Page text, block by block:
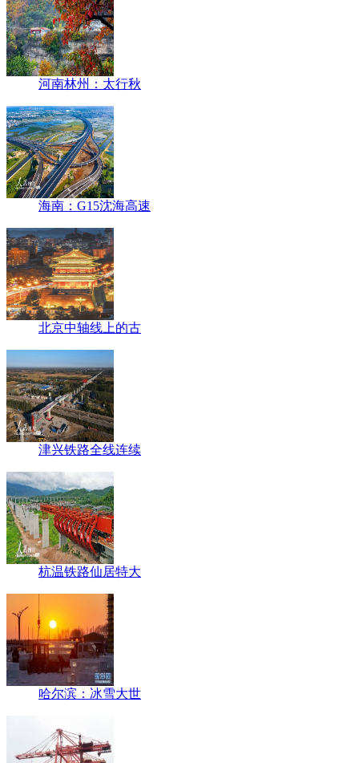
河南林州：太行秋
海南：G15沈海高速
北京中轴线上的古
津兴铁路全线连续
杭温铁路仙居特大
哈尔滨：冰雪大世